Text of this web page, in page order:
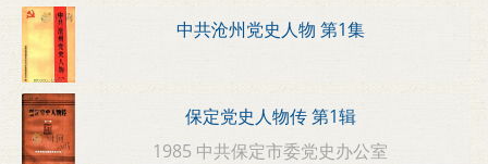
中共沧州党史人物 第1集
保定党史人物传 第1辑
1985 中共保定市委党史办公室